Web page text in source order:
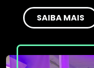
SAIBA MAIS